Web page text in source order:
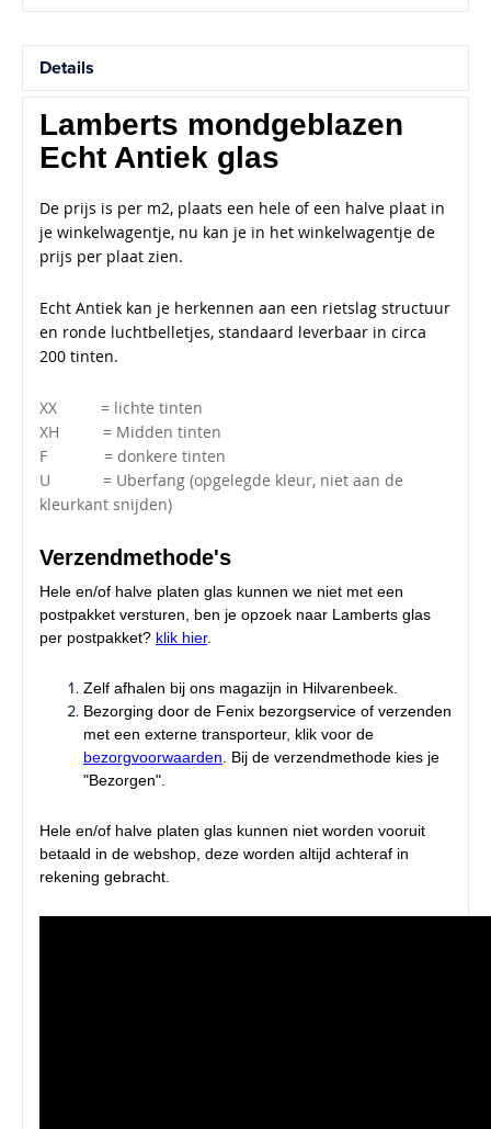
Details
Lamberts mondgeblazen
Echt Antiek glas
De prijs is per m2, plaats een hele of een halve plaat in
je winkelwagentje, nu kan je in het winkelwagentje de
prijs per plaat zien.
Echt Antiek kan je herkennen aan een rietslag structuur
en ronde luchtbelletjes, standaard leverbaar in circa
200 tinten.
XX = lichte tinten
XH = Midden tinten
F = donkere tinten
U = Uberfang (opgelegde kleur, niet aan de
kleurkant snijden)
Verzendmethode's
Hele en/of halve platen glas kunnen we niet met een
postpakket versturen, ben je opzoek naar Lamberts glas
per postpakket? klik hier.
Zelf afhalen bij ons magazijn in Hilvarenbeek.
Bezorging door de Fenix bezorgservice of verzenden
met een externe transporteur, klik voor de
bezorgvoorwaarden . Bij de verzendmethode kies je
"Bezorgen".
Hele en/of halve platen glas kunnen niet worden vooruit
betaald in de webshop, deze worden altijd achteraf in
rekening gebracht.